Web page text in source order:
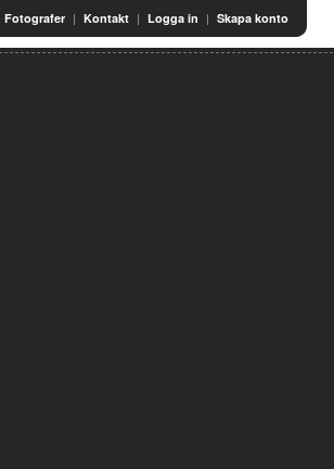
Fotografer | Kontakt | Logga in | Skapa konto